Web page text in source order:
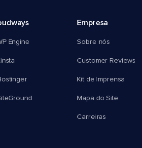
Engine
Empresa
Sobre nós
Customer Reviews
Kit de Imprensa
Mapa do Site
Carreiras